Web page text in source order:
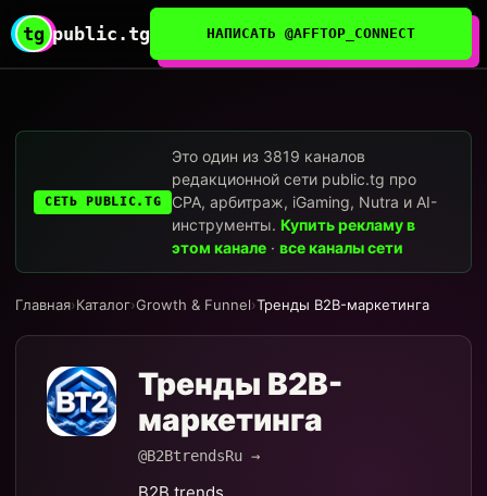
tg public.tg НАПИСАТЬ @AFFTOP_CONNECT
СЕТЬ PUBLIC.TG
Это один из 3819 каналов
редакционной сети public.tg про
CPA, арбитраж, iGaming, Nutra и AI-
инструменты.Купить рекламу в
этом канале ·все каналы сети
Главная›Каталог›Growth & Funnel›Тренды B2B-маркетинга
Тренды B2B-
маркетинга
@B2BtrendsRu →